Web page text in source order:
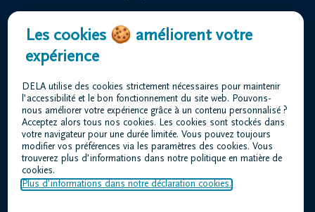
Organiser des funérailles
Nos centres funéraires
Questions fréquemment posées
Conditions d'utilisation
Déclaration relative à la vie privée
Les cookies 🍪 améliorent votre
expérience
DELA utilise des cookies strictement nécessaires pour maintenir
l’accessibilité et le bon fonctionnement du site web. Pouvons-
nous améliorer votre expérience grâce à un contenu personnalisé ?
Acceptez alors tous nos cookies. Les cookies sont stockés dans
votre navigateur pour une durée limitée. Vous pouvez toujours
modifier vos préférences via les paramètres des cookies. Vous
trouverez plus d’informations dans notre politique en matière de
cookies.
Plus d’informations dans notre déclaration cookies.